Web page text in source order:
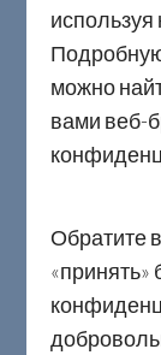
используя
можно
вами веб-
Обратите
«принять»